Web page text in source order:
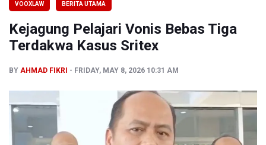
Pendakian Gunung Gede Pangrango Ditutup karena
Menkomdigi Sebut Kehadiran AI Factory Perkuat Posisi
VOOXLAW BERITA UTAMA
Kejagung Pelajari Vonis Bebas Tiga
Terdakwa Kasus Sritex
BY AHMAD FIKRI FRIDAY, MAY 8, 2026 10:31 AM